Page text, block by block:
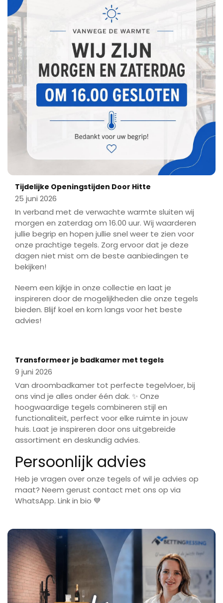
Tijdelijke Openingstijden Door Hitte
25 juni 2026
In verband met de verwachte warmte sluiten wij
morgen en zaterdag om 16.00 uur. Wij waarderen
jullie begrip en hopen jullie snel weer te zien voor
onze prachtige tegels. Zorg ervoor dat je deze
dagen niet mist om de beste aanbiedingen te
bekijken!
Neem een kijkje in onze collectie en laat je
inspireren door de mogelijkheden die onze tegels
bieden. Blijf koel en kom langs voor het beste
advies!
Play
Transformeer je badkamer met tegels
9 juni 2026
Van droombadkamer tot perfecte tegelvloer, bij
ons vind je alles onder één dak. ✨ Onze
hoogwaardige tegels combineren stijl en
functionaliteit, perfect voor elke ruimte in jouw
huis. Laat je inspireren door ons uitgebreide
assortiment en deskundig advies.
Persoonlijk advies
Heb je vragen over onze tegels of wil je advies op
maat? Neem gerust contact met ons op via
WhatsApp. Link in bio 💙